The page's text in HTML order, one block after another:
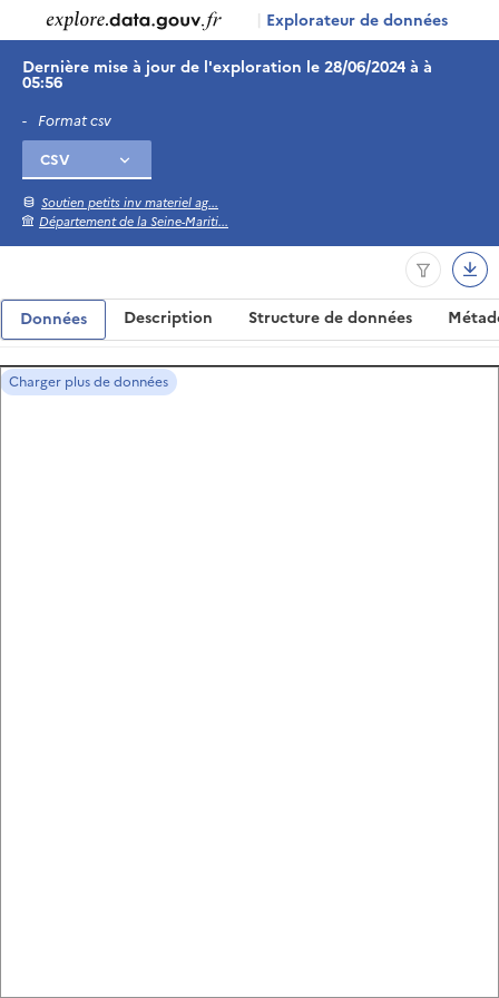
| Explorateur de données
Dernière mise à jour de l'exploration le 28/06/2024 à à
05:56
- Format csv
Soutien petits inv materiel ag...
Département de la Seine-Mariti...
Données Description Structure de données
Charger plus de données